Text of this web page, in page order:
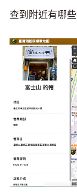
查到附近有哪